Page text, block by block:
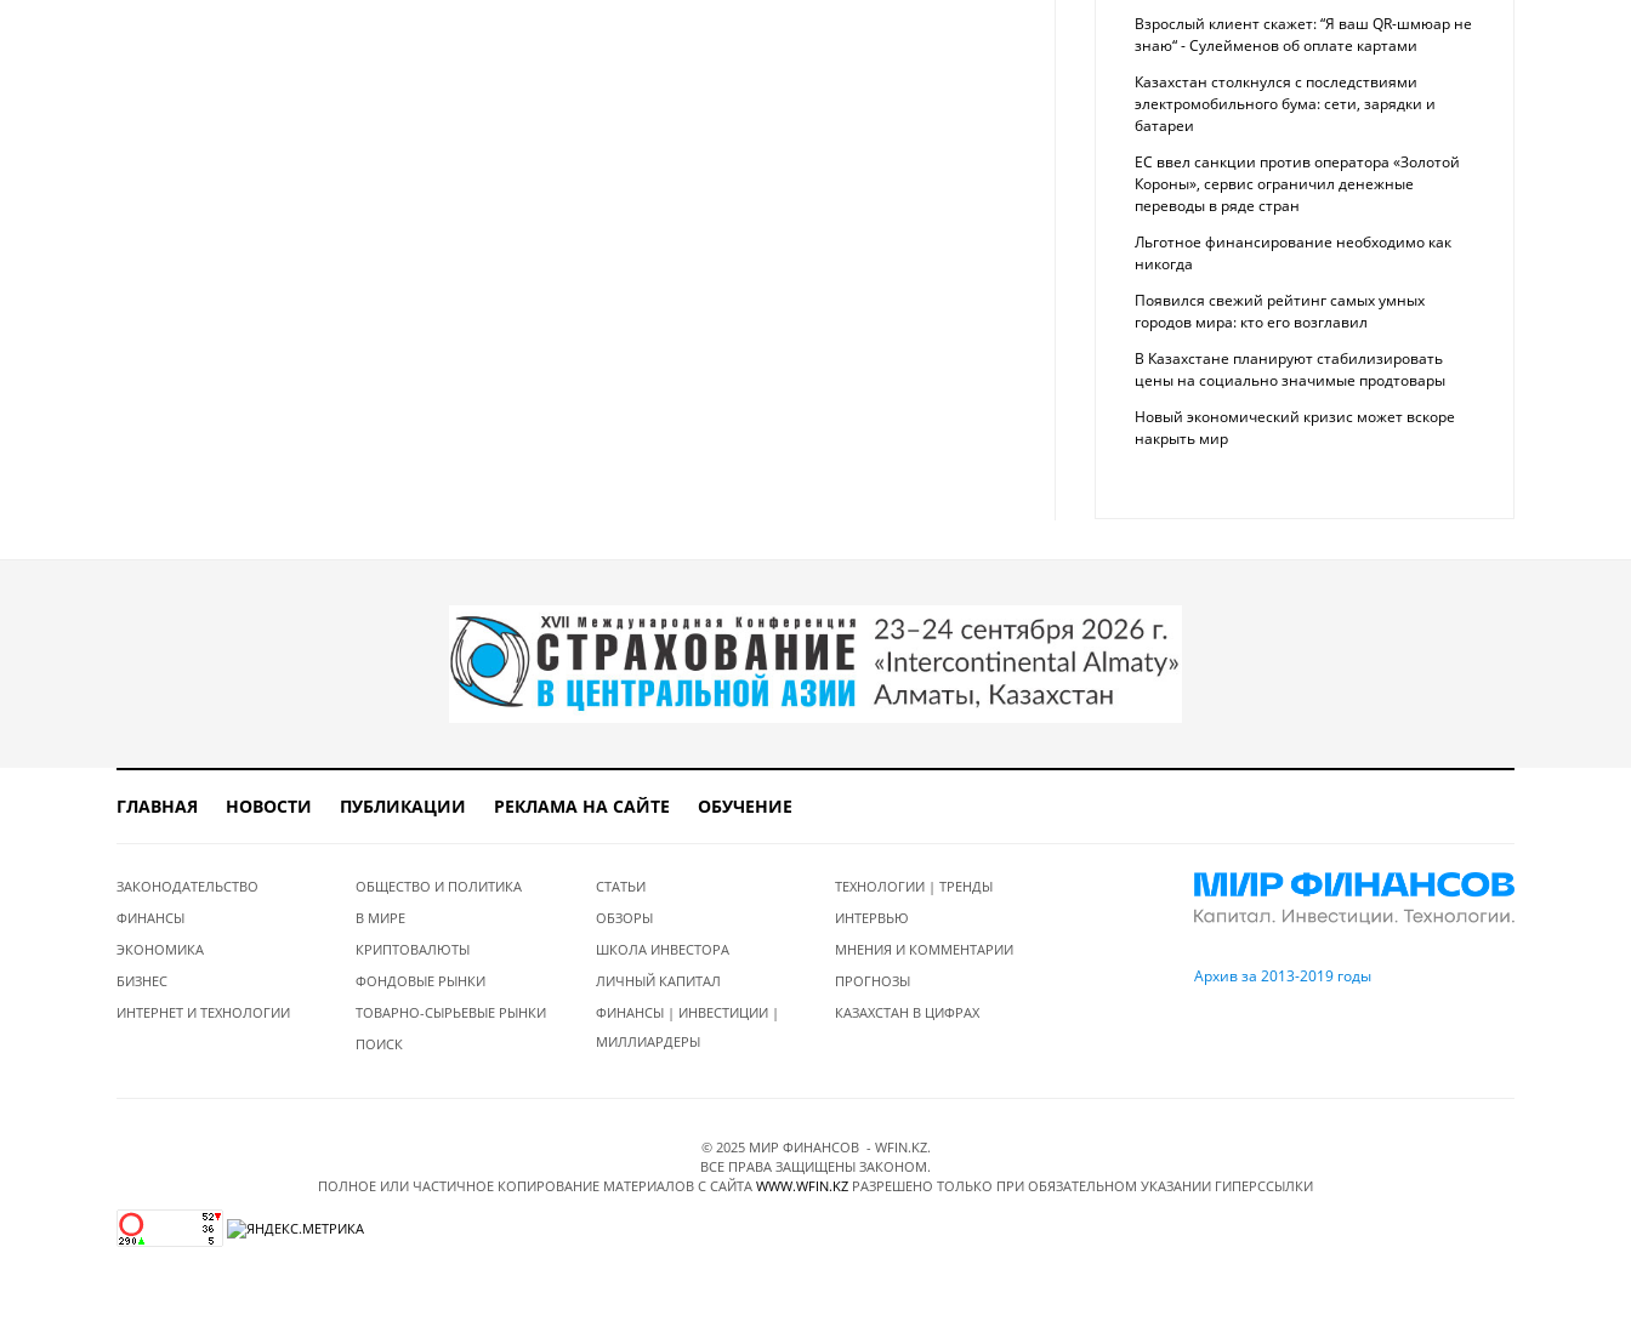
Взрослый клиент скажет: “Я ваш QR-шмюар не
знаю“ - Сулейменов об оплате картами
Казахстан столкнулся с последствиями
электромобильного бума: сети, зарядки и
батареи
ЕС ввел санкции против оператора «Золотой
Короны», сервис ограничил денежные
переводы в ряде стран
Льготное финансирование необходимо как
никогда
Появился свежий рейтинг самых умных
городов мира: кто его возглавил
В Казахстане планируют стабилизировать
цены на социально значимые продтовары
Новый экономический кризис может вскоре
накрыть мир
ГЛАВНАЯ НОВОСТИ ПУБЛИКАЦИИ РЕКЛАМА НА САЙТЕ ОБУЧЕНИЕ
ЗАКОНОДАТЕЛЬСТВО
ФИНАНСЫ
ЭКОНОМИКА
БИЗНЕС
ИНТЕРНЕТ И ТЕХНОЛОГИИ
ОБЩЕСТВО И ПОЛИТИКА
В МИРЕ
КРИПТОВАЛЮТЫ
ФОНДОВЫЕ РЫНКИ
ТОВАРНО-СЫРЬЕВЫЕ РЫНКИ
ПОИСК
СТАТЬИ
ОБЗОРЫ
ШКОЛА ИНВЕСТОРА
ЛИЧНЫЙ КАПИТАЛ
ФИНАНСЫ | ИНВЕСТИЦИИ |
МИЛЛИАРДЕРЫ
ТЕХНОЛОГИИ | ТРЕНДЫ
ИНТЕРВЬЮ
МНЕНИЯ И КОММЕНТАРИИ
ПРОГНОЗЫ
КАЗАХСТАН В ЦИФРАХ
Архив за 2013-2019 годы
© 2025 МИР ФИНАНСОВ - WFIN.KZ.
ВСЕ ПРАВА ЗАЩИЩЕНЫ ЗАКОНОМ.
ПОЛНОЕ ИЛИ ЧАСТИЧНОЕ КОПИРОВАНИЕ МАТЕРИАЛОВ C САЙТА WWW.WFIN.KZ РАЗРЕШЕНО ТОЛЬКО ПРИ ОБЯЗАТЕЛЬНОМ УКАЗАНИИ ГИПЕРССЫЛКИ